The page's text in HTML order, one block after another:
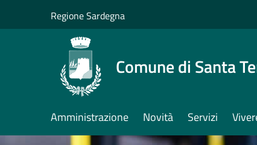
Regione Sardegna
Comune di Santa
Amministrazione Novità Servizi